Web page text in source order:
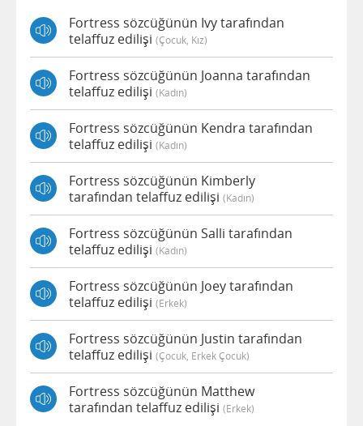
Fortress sözcüğünün Ivy tarafından
telaffuz edilişi (çocuk, Kız)
Fortress sözcüğünün Joanna tarafından
telaffuz edilişi (kadın)
Fortress sözcüğünün Kendra tarafından
telaffuz edilişi (kadın)
Fortress sözcüğünün Kimberly
tarafından telaffuz edilişi (kadın)
Fortress sözcüğünün Salli tarafından
telaffuz edilişi (kadın)
Fortress sözcüğünün Joey tarafından
telaffuz edilişi (erkek)
Fortress sözcüğünün Justin tarafından
telaffuz edilişi (çocuk, Erkek Çocuk)
Fortress sözcüğünün Matthew
tarafından telaffuz edilişi (erkek)